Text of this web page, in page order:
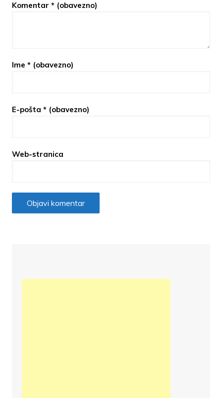
Komentar * (obavezno)
Ime * (obavezno)
E-pošta * (obavezno)
Web-stranica